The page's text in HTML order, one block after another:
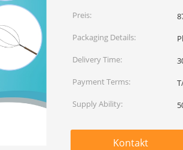
Preis:
Packaging Details:
Delivery Time:
Payment Terms:
Supply Ability:
Kontakt